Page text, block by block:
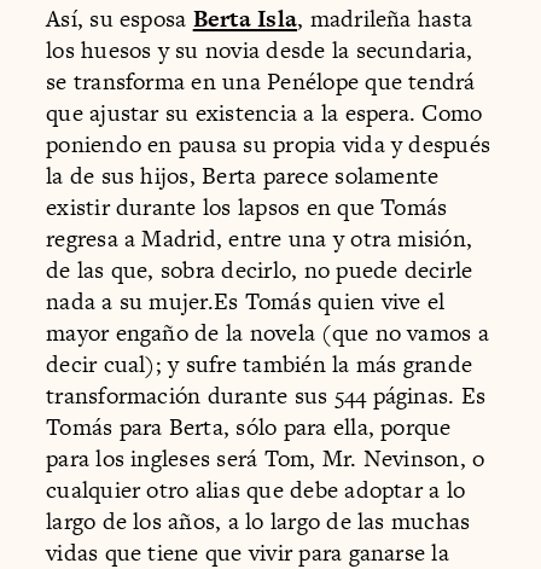
Así, su esposa Berta Isla, madrileña hasta
los huesos y su novia desde la secundaria,
se transforma en una Penélope que tendrá
que ajustar su existencia a la espera. Como
poniendo en pausa su propia vida y después
la de sus hijos, Berta parece solamente
existir durante los lapsos en que Tomás
regresa a Madrid, entre una y otra misión,
de las que, sobra decirlo, no puede decirle
nada a su mujer.Es Tomás quien vive el
mayor engaño de la novela (que no vamos a
decir cual); y sufre también la más grande
transformación durante sus 544 páginas. Es
Tomás para Berta, sólo para ella, porque
para los ingleses será Tom, Mr. Nevinson, o
cualquier otro alias que debe adoptar a lo
largo de los años, a lo largo de las muchas
vidas que tiene que vivir para ganarse la